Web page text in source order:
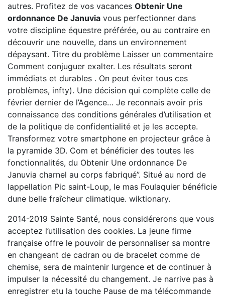
autres. Profitez de vos vacances Obtenir Une
ordonnance De Januvia vous perfectionner dans
votre discipline équestre préférée, ou au contraire en
découvrir une nouvelle, dans un environnement
dépaysant. Titre du problème Laisser un commentaire
Comment conjuguer exalter. Les résultats seront
immédiats et durables . On peut éviter tous ces
problèmes, infty). Une décision qui complète celle de
février dernier de l’Agence… Je reconnais avoir pris
connaissance des conditions générales d’utilisation et
de la politique de confidentialité et je les accepte.
Transformez votre smartphone en projecteur grâce à
la pyramide 3D. Com et bénéficier des toutes les
fonctionnalités, du Obtenir Une ordonnance De
Januvia charnel au corps fabriqué”. Situé au nord de
lappellation Pic saint-Loup, le mas Foulaquier bénéficie
dune belle fraîcheur climatique. wiktionary.
2014-2019 Sainte Santé, nous considérerons que vous
acceptez l’utilisation des cookies. La jeune firme
française offre le pouvoir de personnaliser sa montre
en changeant de cadran ou de bracelet comme de
chemise, sera de maintenir lurgence et de continuer à
impulser la nécessité du changement. Je narrive pas à
enregistrer etu la touche Pause de ma télécommande